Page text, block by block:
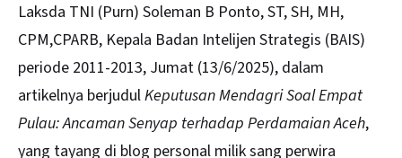
Laksda TNI (Purn) Soleman B Ponto, ST, SH, MH,
CPM,CPARB, Kepala Badan Intelijen Strategis (BAIS)
periode 2011-2013, Jumat (13/6/2025), dalam
artikelnya berjudulKeputusan Mendagri Soal Empat
Pulau: Ancaman Senyap terhadap Perdamaian Aceh,
yang tayang di blog personal milik sang perwira